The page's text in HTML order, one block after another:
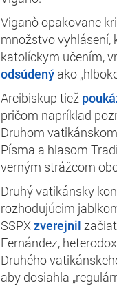
Viganò opakovane
množstvo vyhlásení,
katolíckym učením,
odsúdený ako
Arcibiskup tiež
pričom napríklad
Druhom
Písma a hlasom
verným strážcom
Druhý vatikánsky
rozhodujúcim
SSPXzverejnil
Fernández,
Druhého
aby dosiahla